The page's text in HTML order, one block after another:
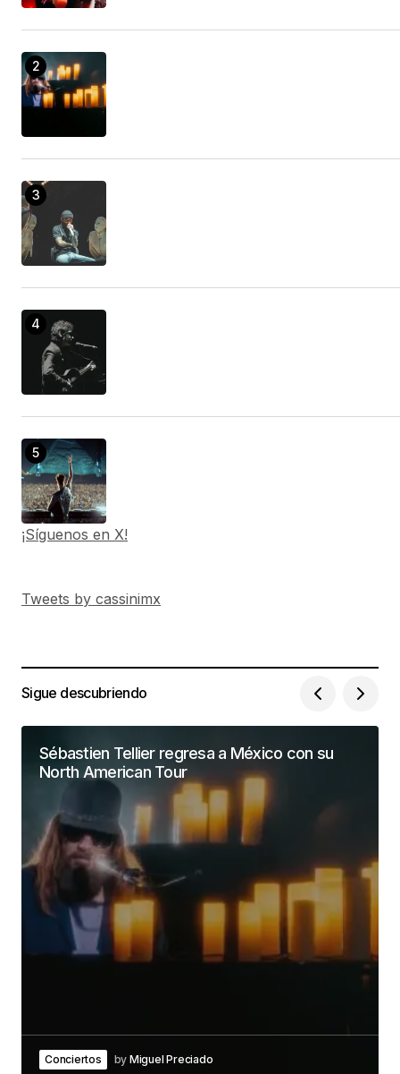
¡Síguenos en X!
Tweets by cassinimx
Sigue descubriendo
Sébastien Tellier regresa a México con su
North American Tour
Conciertos by Miguel Preciado